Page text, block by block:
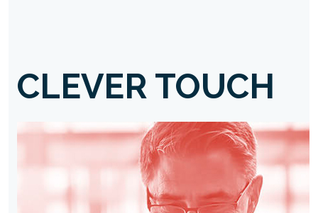
CLEVER TOUCH